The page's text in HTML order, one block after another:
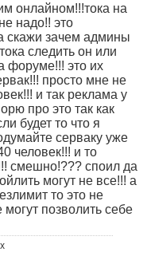
онлайном!!!тока на
надо!! это
скажи зачем админы
следить он или
форуме!!! это их
просто мне не
и так реклама у
про это так как
будет то что я
серваку уже
человек!!! и то
смешно!??? споил да
могут не все!!! а
то это не
могут позволить себе